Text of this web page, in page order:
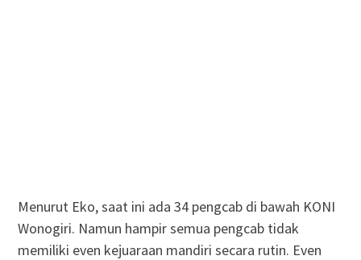
Menurut Eko, saat ini ada 34 pengcab di bawah KONI
Wonogiri. Namun hampir semua pengcab tidak
memiliki even kejuaraan mandiri secara rutin. Even